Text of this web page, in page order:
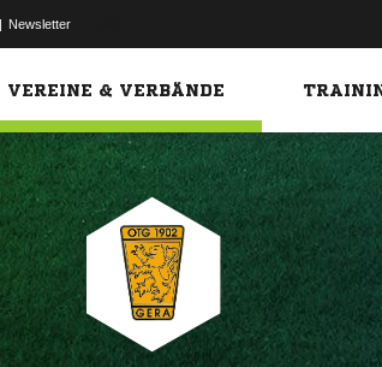
| Newsletter
VEREINE & VERBÄNDE